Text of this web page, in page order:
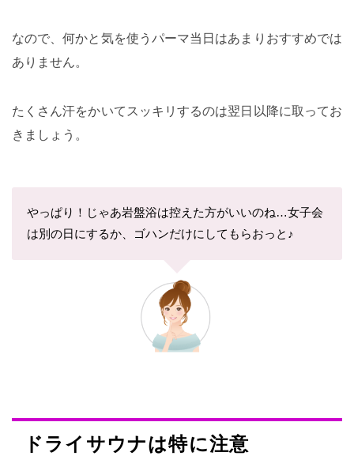
なので、何かと気を使うパーマ当日はあまりおすすめでは
ありません。
たくさん汗をかいてスッキリするのは翌日以降に取ってお
きましょう。
やっぱり！じゃあ岩盤浴は控えた方がいいのね…女子会
は別の日にするか、ゴハンだけにしてもらおっと♪
ドライサウナは特に注意